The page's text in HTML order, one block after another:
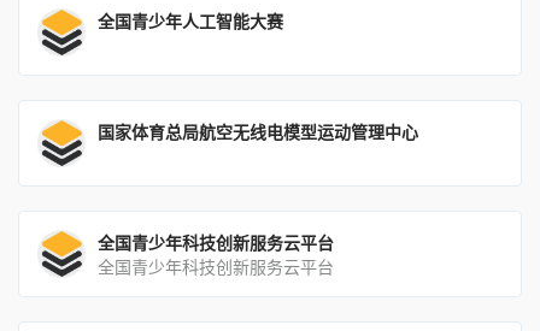
全国青少年人工智能大赛
国家体育总局航空无线电模型运动管理中心
全国青少年科技创新服务云平台
全国青少年科技创新服务云平台